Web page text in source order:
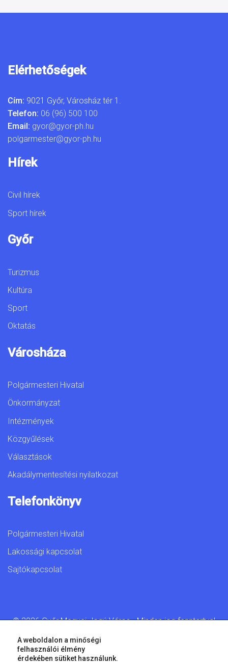
Elérhetőségek
Cím: 9021 Győr, Városház tér 1.
Telefon: 06 (96) 500 100
Email: gyor@gyor-ph.hu
polgarmester@gyor-ph.hu
Hírek
Civil hírek
Sport hírek
Győr
Turizmus
Kultúra
Sport
Oktatás
Városháza
Polgármesteri Hivatal
Önkormányzat
Intézmények
Közgyűlések
Választások
Akadálymentesítési nyilatkozat
Telefonkönyv
Polgármesteri Hivatal
Lakossági kapcsolat
Sajtókapcsolat
© 2026 Győr Megyei Jogú Város • Minden jog fenntartva!
A weboldalon a minőségi
felhasználói élmény
érdekében sütiket használunk.